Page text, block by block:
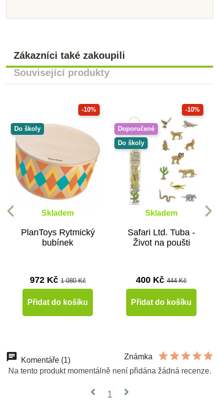
Zákazníci také zakoupili
Související produkty
-10%
Do školy
Skladem
PlanToys Rytmický
bubínek
972 Kč1 080 Kč
Přidat do košíku
-10%
Doporučené
Do školy
Skladem
Safari Ltd. Tuba -
Život na poušti
400 Kč 444 Kč
Přidat do košíku
Do školy
Doporučené
Do školy
Do školy
Do školy
Doporučené
Do školy
Do školy
Komentáře (1)
Známka
Na tento produkt momentálně není přidána žádná recenze.
chevron_left 1 chevron_right